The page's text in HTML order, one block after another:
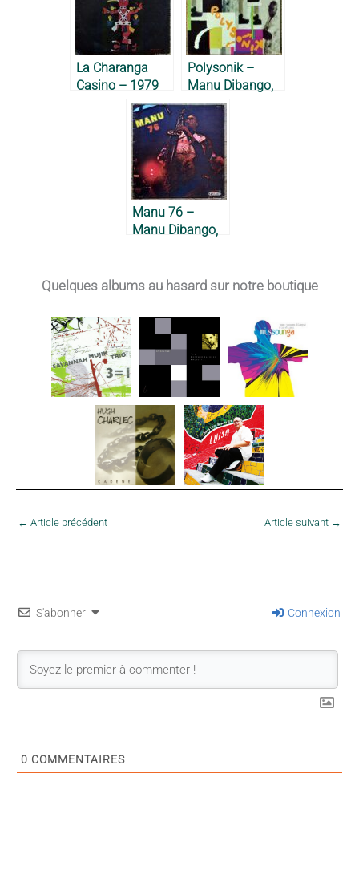
La Charanga
Casino – 1979
Polysonik –
Manu Dibango,
1990
Manu 76 –
Manu Dibango,
Quelques albums au hasard sur notre boutique
← Article précédent Article suivant →
S'abonner Connexion
0 COMMENTAIRES